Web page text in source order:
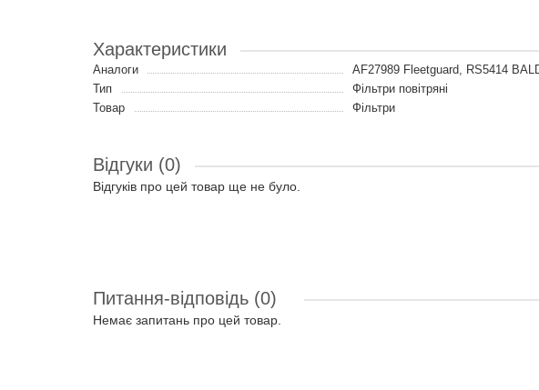
Характеристики
Аналоги
AF27989 Fleetguard, RS5414
Тип
Фільтри повітряні
Товар
Фільтри
Відгуки (0)
Відгуків про цей товар ще не було.
Питання-відповідь (0)
Немає запитань про цей товар.